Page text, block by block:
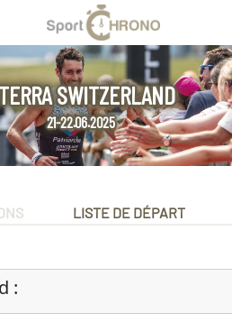
SWITZERLAND
21-22.06.2025
LISTE DE DÉPART
: